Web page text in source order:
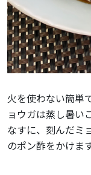
火を使わない簡単
ョウガは蒸し暑い
なすに、刻んだミ
のポン酢をかけます